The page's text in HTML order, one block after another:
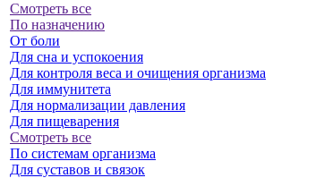
Смотреть все
По назначению
От боли
Для сна и успокоения
Для контроля веса и очищения организма
Для иммунитета
Для нормализации давления
Для пищеварения
Смотреть все
По системам организма
Для суставов и связок